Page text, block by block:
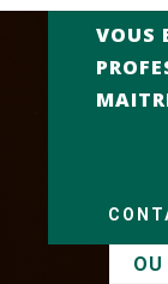
VOUS